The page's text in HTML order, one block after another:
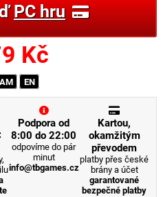
PC hru
Kč
EN
Podpora od
8:00 do 22:00
odpovíme do pár
minut
info@tbgames.cz
Kartou,
okamžitým
převodem
platby přes české
brány a účet
garantované
bezpečné platby